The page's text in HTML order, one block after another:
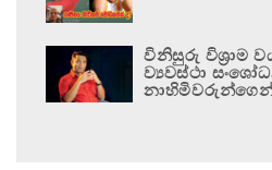
විනිසුරු විශ්‍රාම
ව්‍යවස්ථා